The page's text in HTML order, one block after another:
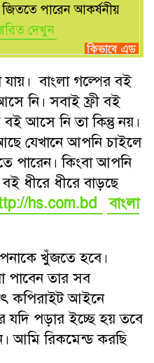
পারেন আকর্ষনীয়
দেখুন
বাংলা গল্পের বই
নি। সবাই ফ্রী বই
আসে নি তা কিন্তু নয়।
যেখানে আপনি চাইলে
পারেন। কিংবা আপনি
ধীরে ধীরে বাড়ছে
hs.com.bd
বাংলা
খুঁজতে হবে।
তার সব
কপিরাইট আইনে
পড়ার ইচ্ছে হয় তবে
আমি রিকমেন্ড করছি